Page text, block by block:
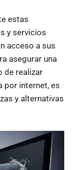
estas
y servicios
acceso a sus
asegurar una
de realizar
por internet, es
y alternativas